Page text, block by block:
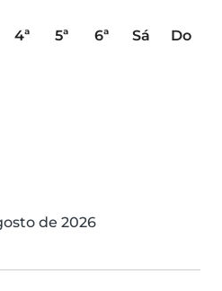
4ª 5ª 6ª Sá
Do
de 2026